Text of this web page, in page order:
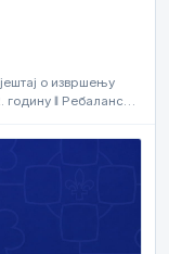
о извршењу
годину ǁ Ребаланс…